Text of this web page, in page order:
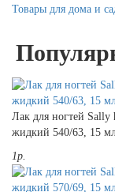
Товары для дома и
Лак для ногтей Sally
жидкий 540/63, 15
1р.